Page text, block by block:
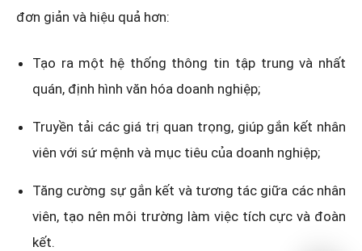
đơn giản và hiệu quả hơn:
Tạo ra một hệ thống thông tin tập trung và nhất
quán, định hình văn hóa doanh nghiệp;
Truyền tải các giá trị quan trọng, giúp gắn kết nhân
viên với sứ mệnh và mục tiêu của doanh nghiệp;
Tăng cường sự gắn kết và tương tác giữa các nhân
viên, tạo nên môi trường làm việc tích cực và đoàn
kết.